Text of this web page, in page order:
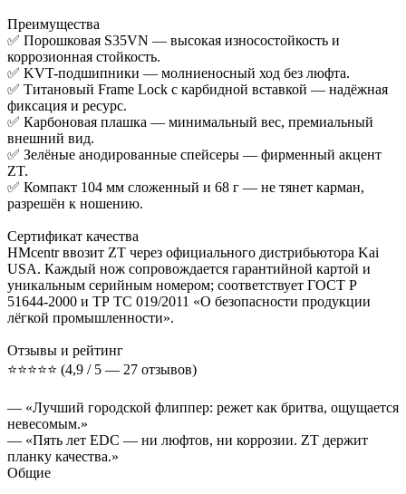
Преимущества
✅ Порошковая S35VN — высокая износостойкость и
коррозионная стойкость.
✅ KVT-подшипники — молниеносный ход без люфта.
✅ Титановый Frame Lock с карбидной вставкой — надёжная
фиксация и ресурс.
✅ Карбоновая плашка — минимальный вес, премиальный
внешний вид.
✅ Зелёные анодированные спейсеры — фирменный акцент
ZT.
✅ Компакт 104 мм сложенный и 68 г — не тянет карман,
разрешён к ношению.
Сертификат качества
HMcentr ввозит ZT через официального дистрибьютора Kai
USA. Каждый нож сопровождается гарантийной картой и
уникальным серийным номером; соответствует ГОСТ Р
51644-2000 и ТР ТС 019/2011 «О безопасности продукции
лёгкой промышленности».
Отзывы и рейтинг
⭐️⭐️⭐️⭐️⭐️ (4,9 / 5 — 27 отзывов)
— «Лучший городской флиппер: режет как бритва, ощущается
невесомым.»
— «Пять лет EDC — ни люфтов, ни коррозии. ZT держит
планку качества.»
Общие